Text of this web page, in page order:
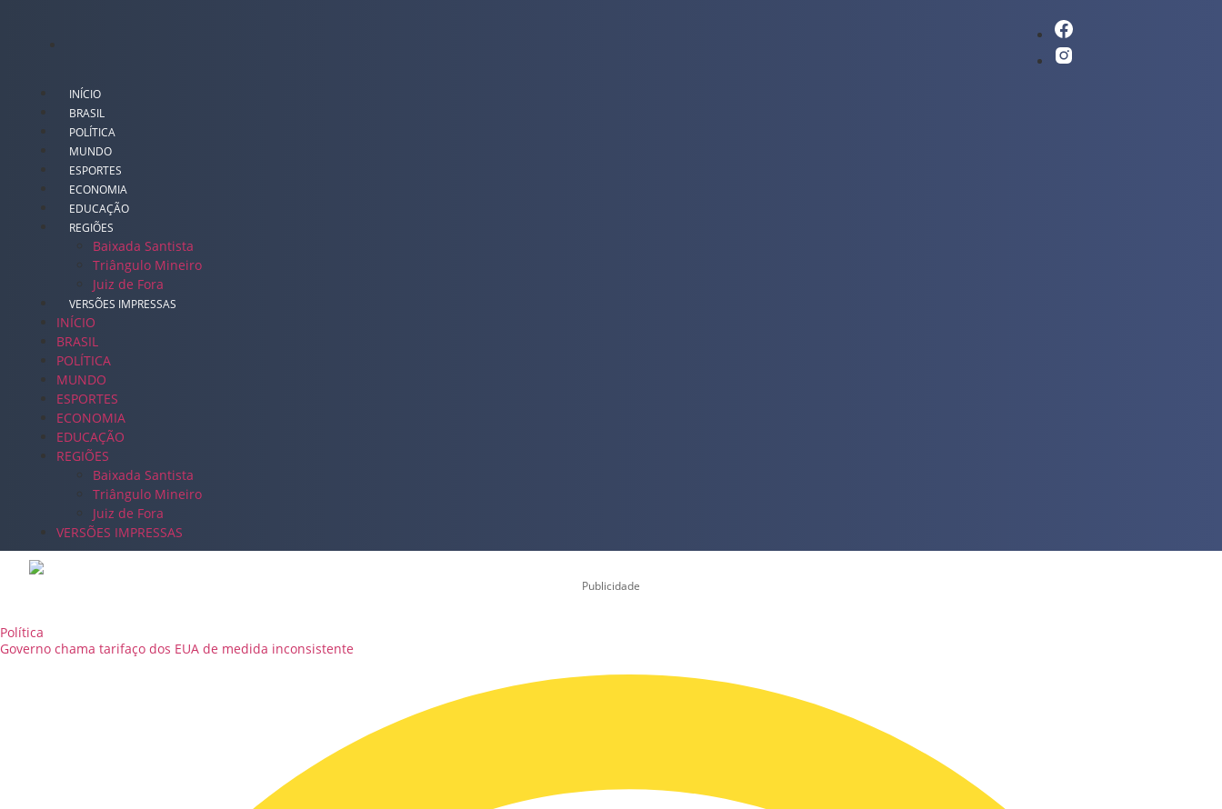
INÍCIO
BRASIL
POLÍTICA
MUNDO
ESPORTES
ECONOMIA
EDUCAÇÃO
REGIÕES
Baixada Santista
Triângulo Mineiro
Juiz de Fora
VERSÕES IMPRESSAS
INÍCIO
BRASIL
POLÍTICA
MUNDO
ESPORTES
ECONOMIA
EDUCAÇÃO
REGIÕES
Baixada Santista
Triângulo Mineiro
Juiz de Fora
VERSÕES IMPRESSAS
Publicidade
Política
Governo chama tarifaço dos EUA de medida inconsistente